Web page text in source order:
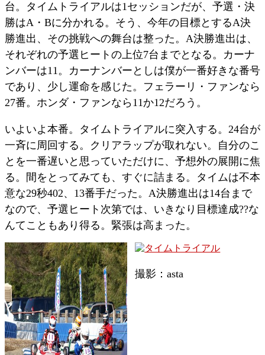
台。タイムトライアルは1セッションだが、予選・決
勝はA・Bに分かれる。そう、今年の目標とするA決
勝進出、その挑戦への舞台は整った。A決勝進出は、
それぞれの予選ヒートの上位7台までとなる。カーナ
ンバーは11。カーナンバーとしは僕が一番好きな番号
であり、少し運命を感じた。フェラーリ・ファンなら
27番。ホンダ・ファンなら11か12だろう。
いよいよ本番。タイムトライアルに突入する。24台が
一斉に周回する。クリアラップが取れない。自分のこ
とを一番遅いと思っていただけに、予想外の展開に焦
る。間をとってみても、すぐに詰まる。タイムは不本
意な29秒402、13番手だった。A決勝進出は14台まで
なので、予選ヒート次第では、いきなり目標達成??な
んてこともあり得る。緊張は高まった。
撮影：asta